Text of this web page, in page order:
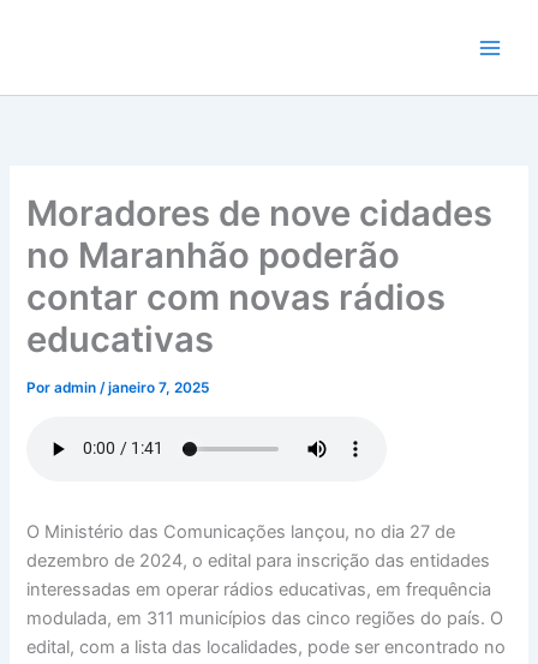
conteúdo
Moradores de nove cidades
no Maranhão poderão
contar com novas rádios
educativas
Poradmin/janeiro 7, 2025
O Ministério das Comunicações lançou, no dia 27 de
dezembro de 2024, o edital para inscrição das entidades
interessadas em operar rádios educativas, em frequência
modulada, em 311 municípios das cinco regiões do país. O
edital, com a lista das localidades, pode ser encontrado no